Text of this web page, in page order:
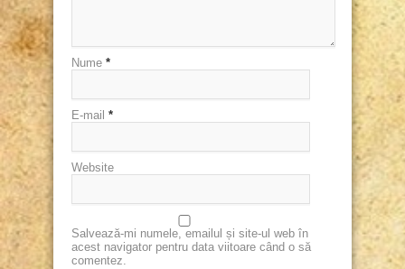
Nume *
E-mail *
Website
Salvează-mi numele, emailul și site-ul web în
acest navigator pentru data viitoare când o să
comentez.